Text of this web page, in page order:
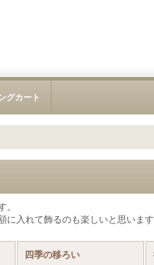
グカート
。
入れて飾るのも楽しいと思います
四季の移ろい